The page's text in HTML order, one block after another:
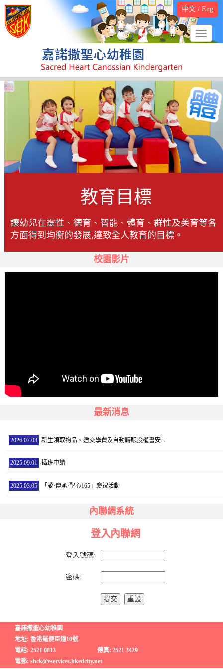
中文 / Eng
教育目標
讓幼兒在靈性、德育、智能、體育、群性及美育等各
方面得到均衡的發展,達致全人教育的目標。
校園影片
最新消息
2026.07.03 新生領取物品、繳交學費及自動轉賬授權書安...
2025.09.01 插班申請
2025.03.05 「愛·傳承·聖心165」慶祝活動
內聯網系統
登入內聯網
登入號碼:
密碼:
嘉諾撒聖心幼稚園
地址: 香港羅便臣道10號
電話: 2521 0813
傳真: 2521 3429
電郵: shck@eservices.hkedcity.net